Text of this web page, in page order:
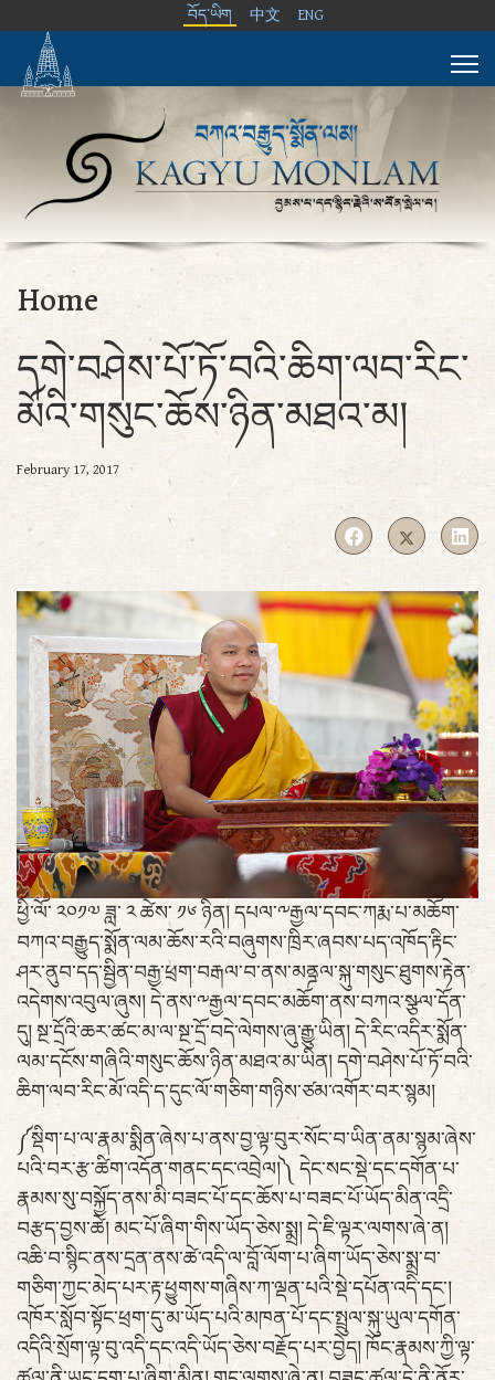
བོད་ཡིག 中文 ENG
Home
དགེ་བཤེས་པོ་ཏོ་བའི་ཆིག་ལབ་རིང་
མོའི་གསུང་ཆོས་ཉིན་མཐའ་མ།
February 17, 2017
ཕྱི་ལོ་ ༢༠༡༧ ཟླ་ ༢ ཚེས་ ༡༦ ཉིན། དཔལ་༸རྒྱལ་དབང་ཀརྨ་པ་མཆོག་
བཀའ་བརྒྱུད་སྨོན་ལམ་ཆོས་རའི་བཞུགས་ཁྲིར་ཞབས་པད་འཁོད་རྟིང་
ཤར་ནུབ་དད་སྦྱིན་བརྒྱ་ཕྲག་བརྒལ་བ་ནས་མནྜལ་སྐུ་གསུང་ཐུགས་རྟེན་
འདེགས་འབུལ་ཞུས། དེ་ནས་༸རྒྱལ་དབང་མཆོག་ནས་བཀའ་སྩལ་དོན་
དུ། སྔ་དྲོའི་ཆར་ཚང་མ་ལ་སྔ་དྲོ་བདེ་ལེགས་ཞུ་རྒྱུ་ཡིན། དེ་རིང་འདིར་སྨོན་
ལམ་དངོས་གཞིའི་གསུང་ཆོས་ཉིན་མཐའ་མ་ཡིན། དགེ་བཤེས་པོ་ཏོ་བའི་
ཆིག་ལབ་རིང་མོ་འདི་ད་དུང་ལོ་གཅིག་གཉིས་ཙམ་འགོར་བར་སྙམ།
༼སྡིག་པ་ལ་རྣམ་སྨིན་ཞེས་པ་ནས་བྱ་ལྟ་བུར་སོང་བ་ཡིན་ནམ་སྙམ་ཞེས་
པའི་བར་རྩ་ཚིག་འདོན་གནང་དང་འབྲེལ།༽ དེང་སང་སྡེ་དང་དགོན་པ་
རྣམས་སུ་བསྐྱོད་ནས་མི་བཟང་པོ་དང་ཆོས་པ་བཟང་པོ་ཡོད་མིན་འདྲི་
བརྩད་བྱས་ཚེ། མང་པོ་ཞིག་གིས་ཡོད་ཅེས་སྨྲ། དེ་ཇི་ལྟར་ལགས་ཞེ་ན།
འཆི་བ་སྙིང་ནས་དྲན་ནས་ཚེ་འདི་ལ་བློ་ལོག་པ་ཞིག་ཡོད་ཅེས་སྨྲ་བ་
གཅིག་ཀྱང་མེད་པར་རྟ་ཕྱུགས་གཞིས་ཀ་ལྡན་པའི་སྡེ་དཔོན་འདི་དང་།
འཁོར་སློབ་སྟོང་ཕྲག་དུ་མ་ཡོད་པའི་མཁན་པོ་དང་སྤྲུལ་སྐུ་ཡུལ་དགོན་
འདིའི་སྲོག་ལྟ་བུ་འདི་དང་འདི་ཡོད་ཅེས་བརྗོད་པར་བྱེད། ཁོང་རྣམས་ཀྱི་ལྟ་